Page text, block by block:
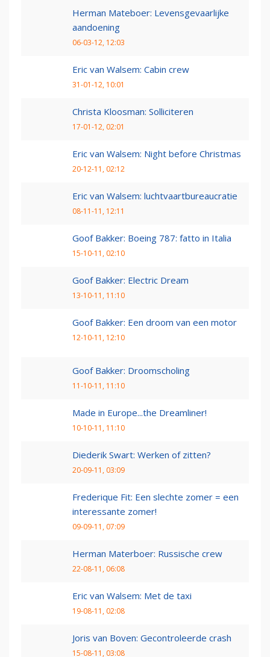
Herman Mateboer: Levensgevaarlijke
aandoening
06-03-12, 12:03
Eric van Walsem: Cabin crew
31-01-12, 10:01
Christa Kloosman: Solliciteren
17-01-12, 02:01
Eric van Walsem: Night before Christmas
20-12-11, 02:12
Eric van Walsem: luchtvaartbureaucratie
08-11-11, 12:11
Goof Bakker: Boeing 787: fatto in Italia
15-10-11, 02:10
Goof Bakker: Electric Dream
13-10-11, 11:10
Goof Bakker: Een droom van een motor
12-10-11, 12:10
Goof Bakker: Droomscholing
11-10-11, 11:10
Made in Europe...the Dreamliner!
10-10-11, 11:10
Diederik Swart: Werken of zitten?
20-09-11, 03:09
Frederique Fit: Een slechte zomer = een
interessante zomer!
09-09-11, 07:09
Herman Materboer: Russische crew
22-08-11, 06:08
Eric van Walsem: Met de taxi
19-08-11, 02:08
Joris van Boven: Gecontroleerde crash
15-08-11, 03:08